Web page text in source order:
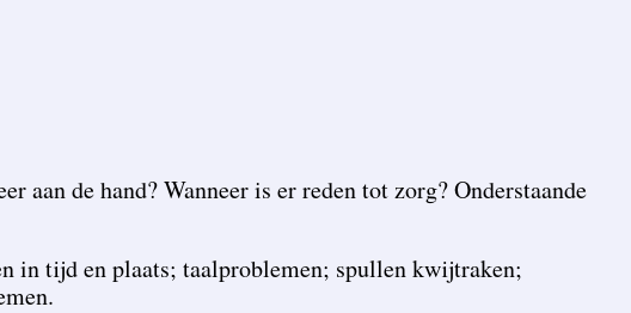
aan de hand? Wanneer is er reden tot zorg? Onderstaande
in tijd en plaats; taalproblemen; spullen kwijtraken;